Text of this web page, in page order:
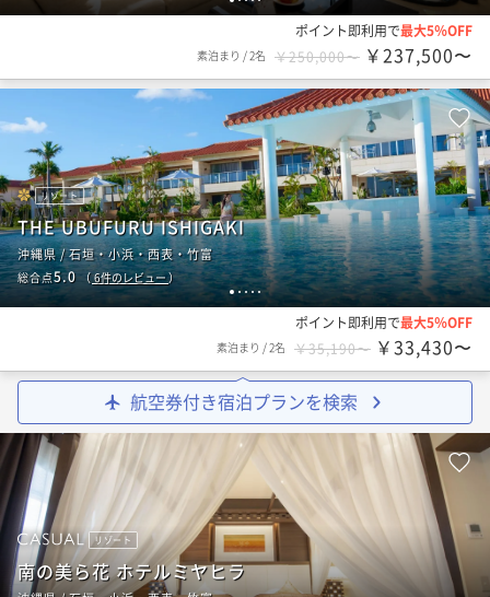
ポイント即利用で最大5％OFF
素泊まり /2名 ￥250,000〜 ￥237,500〜
12 3 45
リゾート
THE UBUFURU ISHIGAKI
沖縄県 / 石垣・小浜・西表・竹富
総合点5.0（6件のレビュー）
ポイント即利用で最大5％OFF
素泊まり /2名 ￥35,190〜 ￥33,430〜
航空券付き宿泊プランを検索
リゾート
南の美ら花 ホテルミヤヒラ